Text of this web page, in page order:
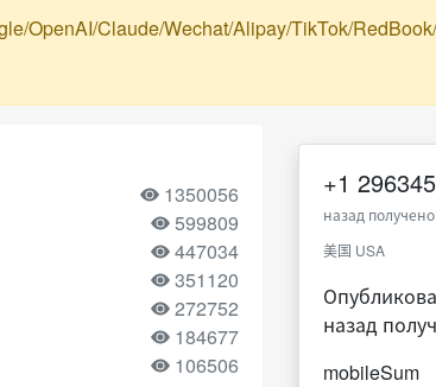
OpenAI/Claude/Wechat/Alipay/TikTok/
1350056
599809
447034
351120
272752
184677
106506
+1
назад
美国 USA
назад
mobileSum